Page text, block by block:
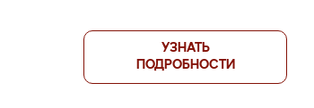
УЗНАТЬ
ПОДРОБНОСТИ